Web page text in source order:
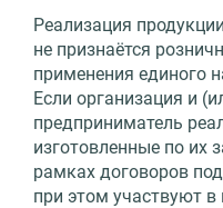
Реализация
не признаётся
применения единого
Если организация и
предприниматель
изготовленные по их
рамках договоров
при этом участвуют в